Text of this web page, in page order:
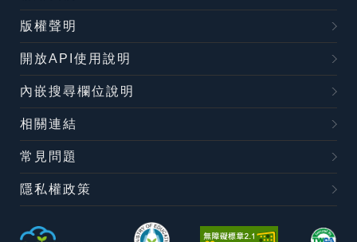
版權聲明
開放API使用說明
內嵌搜尋欄位說明
相關連結
常見問題
隱私權政策